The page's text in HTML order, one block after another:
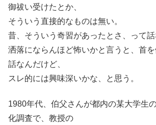
御祓い受けたとか、
そういう直接的なものは無い。
昔、そういう奇習があったとさ、って話
洒落にならんほど怖いかと言うと、首
話なんだけど、
スレ的には興味深いかな、と思う。
1980年代、伯父さんが都内の某大学生
化調査で、教授の